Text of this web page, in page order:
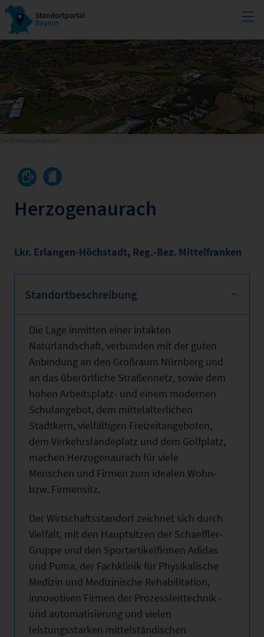
Herzogenaurach
Lkr. Erlangen-Höchstadt, Reg.-Bez. Mittelfranken
Standortbeschreibung
Die Lage inmitten einer intakten
Naturlandschaft, verbunden mit der guten
Anbindung an den Großraum Nürnberg und
an das überörtliche Straßennetz, sowie dem
hohen Arbeitsplatz- und einem modernen
Schulangebot, dem mittelalterlichen
Stadtkern, vielfältigen Freizeitangeboten,
dem Verkehrslandeplatz und dem Golfplatz,
machen Herzogenaurach für viele
Menschen und Firmen zum idealen Wohn-
bzw. Firmensitz.
Der Wirtschaftsstandort zeichnet sich durch
Vielfalt, mit den Hauptsitzen der Schaeffler-
Gruppe und den Sportartikelfirmen Adidas
und Puma, der Fachklinik für Physikalische
Medizin und Medizinische Rehabilitation,
innovotiven Firmen der Prozessleittechnik -
und automatisierung und vielen
leistungsstarken mittelständischen